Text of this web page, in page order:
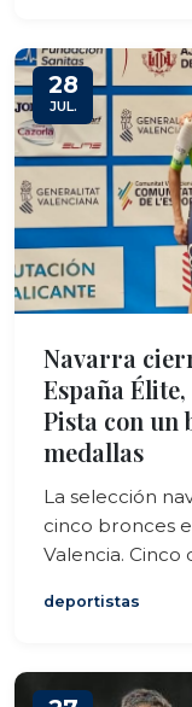
28
JUL.
Navarra
España
Pista con un
medallas
La selección
cinco bronces
Valencia. Cinco
deportistas